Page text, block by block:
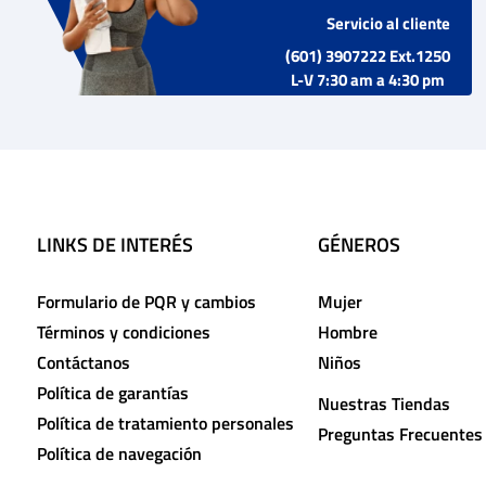
Servicio al cliente
(601) 3907222 Ext.1250
L-V 7:30 am a 4:30 pm
LINKS DE INTERÉS
Formulario de PQR y cambios
Términos y condiciones
Contáctanos
Política de garantías
Política de tratamiento personales
Política de navegación
GÉNEROS
Mujer
Hombre
Niños
Nuestras Tiendas
Preguntas Frecuentes